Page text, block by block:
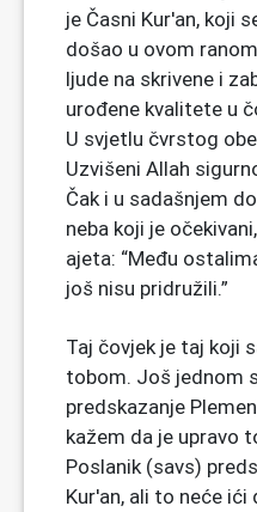
je Časni Kur'an, koji
došao u ovom
ljude na skrivene i
urođene kvalitete u
U svjetlu čvrstog
Uzvišeni Allah
Čak i u sadašnjem
neba koji je
ajeta: “Među
još nisu pridružili.”
Taj čovjek je taj koji
tobom. Još jednom
predskazanje
kažem da je upravo
Poslanik (savs)
Kur'an, ali to neće